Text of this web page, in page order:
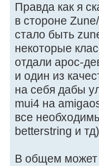
Правда как я
в стороне
стало быть
некоторые
отдали арос-
и один из
на себя дабы
mui4 на
все
betterstring и
В общем может